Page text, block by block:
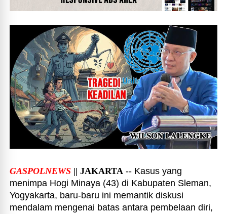
GASPOLNEWS || JAKARTA -- Kasus yang
menimpa Hogi Minaya (43) di Kabupaten Sleman,
Yogyakarta, baru-baru ini memantik diskusi
mendalam mengenai batas antara pembelaan diri,